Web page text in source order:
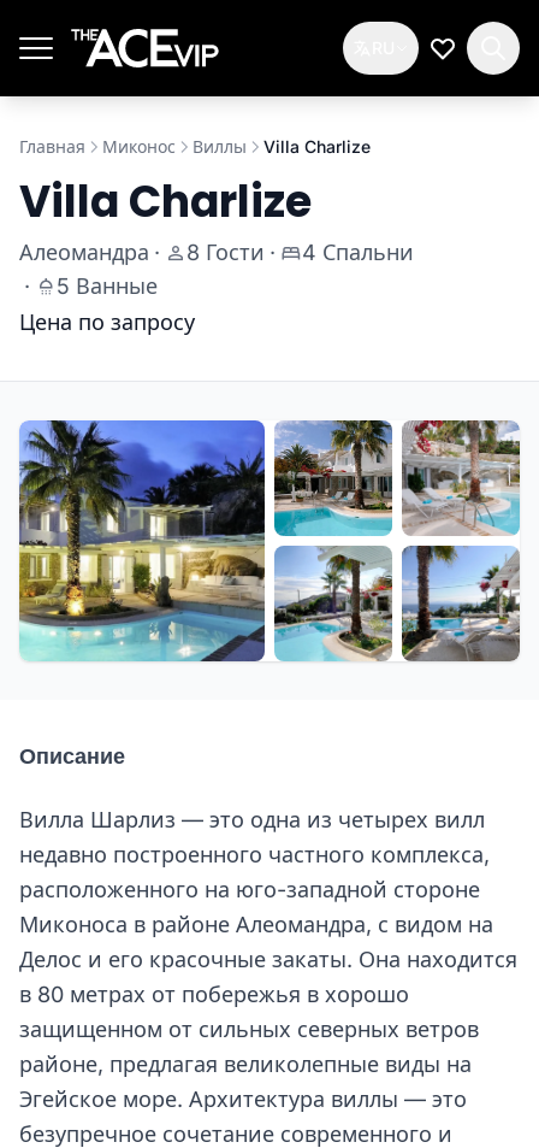
Мой
Главная Миконос Виллы Villa Charlize
Villa Charlize
Алеомандра · 8 Гости ·
4 Спальни
·
5 Ванные
Цена по запросу
Описание
Вилла Шарлиз — это одна из четырех вилл
недавно построенного частного комплекса,
расположенного на юго-западной стороне
Миконоса в районе Алеомандра, с видом на
Делос и его красочные закаты. Она находится
в 80 метрах от побережья в хорошо
защищенном от сильных северных ветров
районе, предлагая великолепные виды на
Эгейское море. Архитектура виллы — это
безупречное сочетание современного и